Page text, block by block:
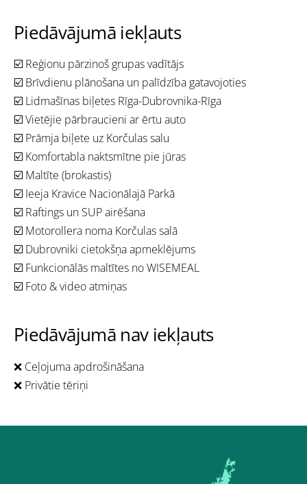
Piedāvājumā iekļauts
☑️ Reģionu pārzinoš grupas vadītājs
☑️ Brīvdienu plānošana un palīdzība gatavojoties
☑️ Lidmašīnas biļetes Rīga-Dubrovnika-Rīga
☑️ Vietējie pārbraucieni ar ērtu auto
☑️ Prāmja biļete uz Korčulas salu
☑️ Komfortabla naktsmītne pie jūras
☑️ Maltīte (brokastis)
☑️ Ieeja Kravice Nacionālajā Parkā
☑️ Raftings un SUP airēšana
☑️ Motorollera noma Korčulas salā
☑️ Dubrovniki cietokšņa apmeklējums
☑️ Funkcionālās maltītes no WISEMEAL
☑️ Foto & video atmiņas
Piedāvājumā nav iekļauts
❌ Ceļojuma apdrošināšana
❌ Privātie tēriņi